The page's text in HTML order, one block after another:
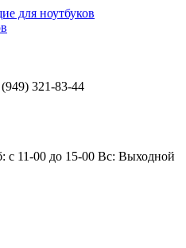
321-83-44
с 11-00 до 15-00 Вс: Выходной